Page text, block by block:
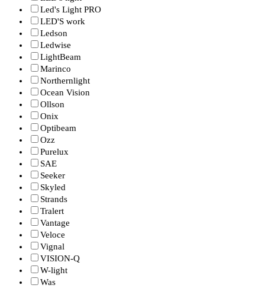
Led's Light PRO
LED'S work
Ledson
Ledwise
LightBeam
Marinco
Northernlight
Ocean Vision
Ollson
Onix
Optibeam
Ozz
Purelux
SAE
Seeker
Skyled
Strands
Tralert
Vantage
Veloce
Vignal
VISION-Q
W-light
Was